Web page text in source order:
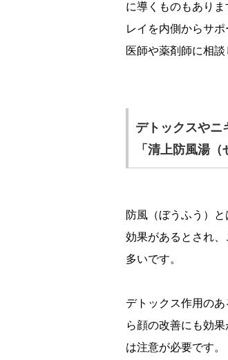
に導くものもあり
レイを内側からサ
医師や薬剤師に相
デトックスやニ
「清上防風湯
防風（ぼうふう）
効果があるとされ
多いです。
デトックス作用の
ら顔の改善にも効
は注意が必要です。